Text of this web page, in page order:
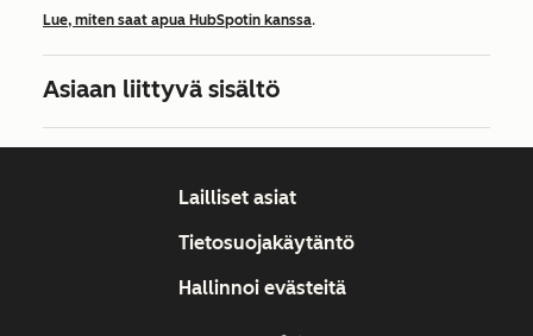
Lue, miten saat apua HubSpotin kanssa.
Asiaan liittyvä sisältö
Lailliset asiat
Tietosuojakäytäntö
Hallinnoi evästeitä